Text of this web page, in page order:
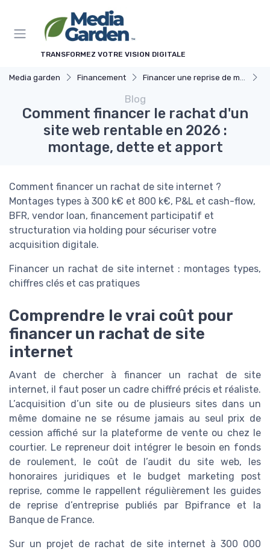
TRANSFORMEZ VOTRE VISION DIGITALE
Media garden Financement Financer une reprise de média
Blog
Comment financer le rachat d'un
site web rentable en 2026 :
montage, dette et apport
Comment financer un rachat de site internet ?
Montages types à 300 k€ et 800 k€, P&L et cash-flow,
BFR, vendor loan, financement participatif et
structuration via holding pour sécuriser votre
acquisition digitale.
Financer un rachat de site internet : montages types,
chiffres clés et cas pratiques
Comprendre le vrai coût pour
financer un rachat de site
internet
Avant de chercher à financer un rachat de site
internet, il faut poser un cadre chiffré précis et réaliste.
L’acquisition d’un site ou de plusieurs sites dans un
même domaine ne se résume jamais au seul prix de
cession affiché sur la plateforme de vente ou chez le
courtier. Le repreneur doit intégrer le besoin en fonds
de roulement, le coût de l’audit du site web, les
honoraires juridiques et le budget marketing post
reprise, comme le rappellent régulièrement les guides
de reprise d’entreprise publiés par Bpifrance et la
Banque de France.
Sur un projet de rachat de site internet à 300 000